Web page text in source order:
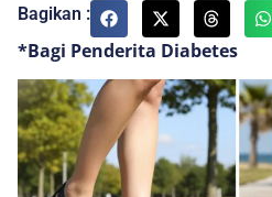
Bagikan :
*Bagi Penderita Diabetes